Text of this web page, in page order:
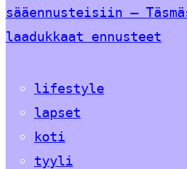
sääennusteisiin –
laadukkaat ennusteet
lifestyle
lapset
koti
tyyli